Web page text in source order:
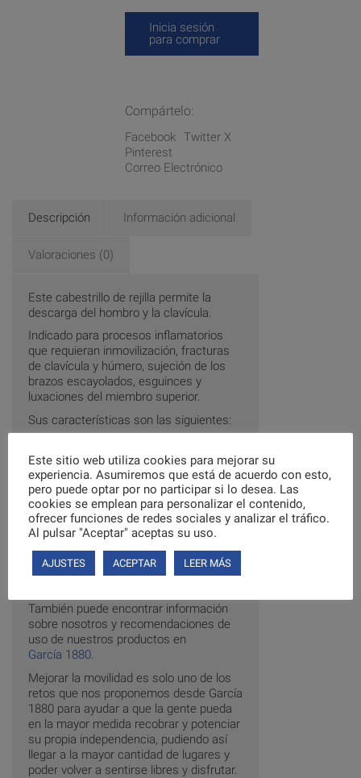
Inicia sesión
para comprar
Compártelo:
Facebook Twitter X
Pinterest
Correo Electrónico
Descripción Información adicional
Valoraciones (0)
Este cabestrillo de rejilla permite la
descarga del hombro y la clavícula.
Indicado para procesos inflamatorios
que requieran inmovilización, fracturas
de clavícula y húmero, sujeción de los
brazos escayolados, esguinces y
luxaciones del miembro superior.
Sus características son las siguientes:
derecho como el izquierdo
Talla Única, ajustable en altura
Medidas: 29/41 x 20 cm
Composición: 100 % poliester en
rejilla
Puede encontrar más productos
relacionados en nuestra sección
También puede encontrar información
sobre nosotros y recomendaciones de
uso de nuestros productos en
García 1880.
Mejorar la movilidad es solo uno de los
retos que nos proponemos desde García
1880 para ayudar a que la gente pueda
en la mayor medida recobrar y potenciar
su propia independencia, pudiendo así
llegar a la mayor cantidad de lugares y
poder volver a sentirse libres y disfrutar.
Este sitio web utiliza cookies para mejorar su
experiencia. Asumiremos que está de acuerdo con esto,
pero puede optar por no participar si lo desea. Las
cookies se emplean para personalizar el contenido,
ofrecer funciones de redes sociales y analizar el tráfico.
Al pulsar "Aceptar" aceptas su uso.
AJUSTES ACEPTAR LEER MÁS